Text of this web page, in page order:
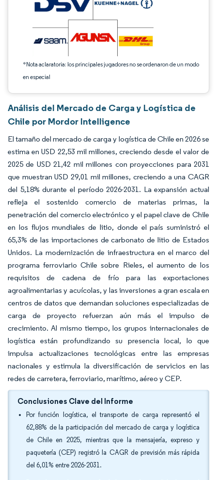
*Nota aclaratoria: los principales jugadores no se ordenaron de un modo
en especial
Análisis del Mercado de Carga y Logística de
Chile por Mordor Intelligence
El tamaño del mercado de carga y logística de Chile en 2026 se
estima en USD 22,53 mil millones, creciendo desde el valor de
2025 de USD 21,42 mil millones con proyecciones para 2031
que muestran USD 29,01 mil millones, creciendo a una CAGR
del 5,18% durante el período 2026-2031. La expansión actual
refleja el sostenido comercio de materias primas, la
penetración del comercio electrónico y el papel clave de Chile
en los flujos mundiales de litio, donde el país suministró el
65,3% de las importaciones de carbonato de litio de Estados
Unidos. La modernización de infraestructura en el marco del
programa ferroviario Chile sobre Rieles, el aumento de los
requisitos de cadena de frío para las exportaciones
agroalimentarias y acuícolas, y las inversiones a gran escala en
centros de datos que demandan soluciones especializadas de
carga de proyecto refuerzan aún más el impulso de
crecimiento. Al mismo tiempo, los grupos internacionales de
logística están profundizando su presencia local, lo que
impulsa actualizaciones tecnológicas entre las empresas
nacionales y estimula la diversificación de servicios en las
redes de carretera, ferroviario, marítimo, aéreo y CEP.
Conclusiones Clave del Informe
Por función logística, el transporte de carga representó el
62,88% de la participación del mercado de carga y logística
de Chile en 2025, mientras que la mensajería, expreso y
paquetería (CEP) registró la CAGR de previsión más rápida
del 6,01% entre 2026-2031.